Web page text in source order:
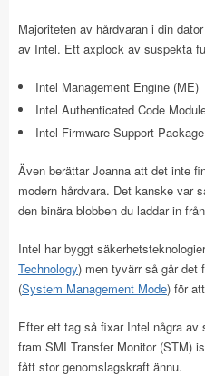
Majoriteten av hårdvaran i din
av Intel. Ett axplock av suspekta
Intel Management Engine (ME)
Intel Authenticated Code
Intel Firmware Support
Även berättar Joanna att det inte
modern hårdvara. Det kanske var
den binära blobben du laddar in
Intel har byggt
Technology) men tyvärr så går det
(System Management Mode) för
Efter ett tag så fixar Intel några av
fram SMI Transfer Monitor (STM)
fått stor genomslagskraft ännu.